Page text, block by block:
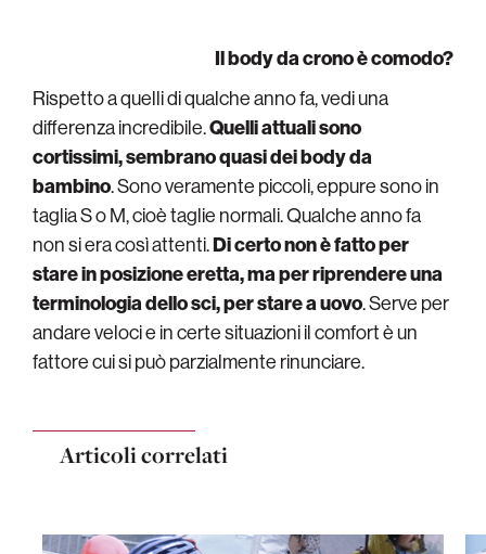
Il body da crono è comodo?
Rispetto a quelli di qualche anno fa, vedi una
differenza incredibile.Quelli attuali sono
cortissimi, sembrano quasi dei body da
bambino. Sono veramente piccoli, eppure sono in
taglia S o M, cioè taglie normali. Qualche anno fa
non si era così attenti.Di certo non è fatto per
stare in posizione eretta, ma per riprendere una
terminologia dello sci, per stare a uovo. Serve per
andare veloci e in certe situazioni il comfort è un
fattore cui si può parzialmente rinunciare.
Articoli correlati